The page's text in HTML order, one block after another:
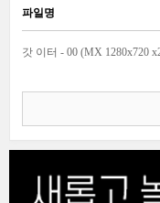
파일명
갓 이터 - 00 (MX 1280x720